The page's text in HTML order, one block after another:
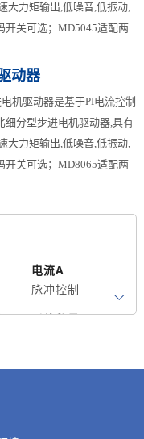
大力矩输出,低噪音,低振动,
开关可选；MD5045适配两
动器
机驱动器是基于PI电流控制
细分型步进电机驱动器,具有
大力矩输出,低噪音,低振动,
开关可选；MD8065适配两
电流A
脉冲控制
引线数量